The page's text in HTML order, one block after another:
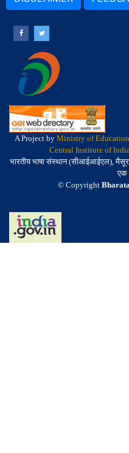
A Project by Ministry of Education
Central Institute of
भारतीय भाषा संस्थान (सीआईआईएल), मैसूर
एक
© Copyright